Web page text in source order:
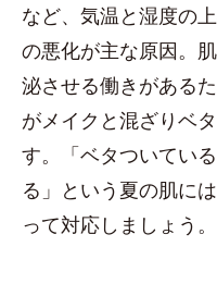
など、気温と湿度の
の悪化が主な原因。
泌させる働きがある
がメイクと混ざりベ
す。「ベタついてい
る」という夏の肌に
って対応しましょう。